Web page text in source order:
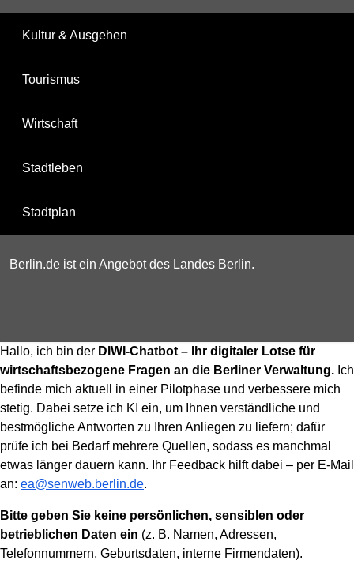
Kultur & Ausgehen
Tourismus
Wirtschaft
Stadtleben
Stadtplan
Berlin.de ist ein Angebot des Landes Berlin.
Hallo, ich bin der DIWI-Chatbot – Ihr digitaler Lotse für
wirtschaftsbezogene Fragen an die Berliner Verwaltung. Ich
befinde mich aktuell in einer Pilotphase und verbessere mich
stetig. Dabei setze ich KI ein, um Ihnen verständliche und
bestmögliche Antworten zu Ihren Anliegen zu liefern; dafür
prüfe ich bei Bedarf mehrere Quellen, sodass es manchmal
etwas länger dauern kann. Ihr Feedback hilft dabei – per E-Mail
an: ea@senweb.berlin.de.
Bitte geben Sie keine persönlichen, sensiblen oder
betrieblichen Daten ein (z. B. Namen, Adressen,
Telefonnummern, Geburtsdaten, interne Firmendaten).